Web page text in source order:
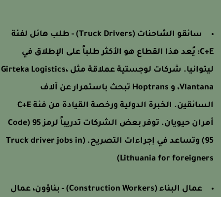
سائقو الشاحنات (Truck Drivers) - طلب هائل لفئة
يُعد هذا القطاع هو الأكثر طلباً على الإطلاق في
ليتوانيا. شركات لوجستية عملاقة مثل Girteka Logistics،
Vlantana، و Hoptrans تبحث باستمرار عن آلاف
السائقين. الخبرة الدولية ورخصة القيادة من فئة C+E
أمران حيويان. توفر بعض الشركات تدريباً لرمز 95 (Code
(Truck driver jobs in
Lithuania for
عمال البناء (Construction Workers) - بناؤون، عمال